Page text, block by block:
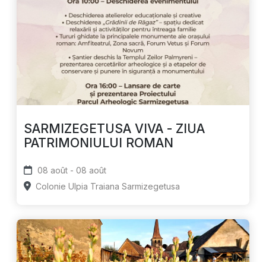
SARMIZEGETUSA VIVA - ZIUA
PATRIMONIULUI ROMAN
08 août - 08 août
Colonie Ulpia Traiana Sarmizegetusa